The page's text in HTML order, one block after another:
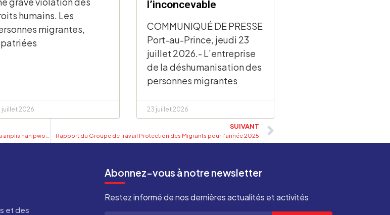
humains. Les
migrantes,
juillet 2026
l’inconcevable
COMMUNIQUÉ DE PRESSE
Port-au-Prince, jeudi 23
juillet 2026.- L’entreprise
de la déshumanisation des
personnes migrantes
23 juillet 2026
SUIVANT
Rapport du Groupe de Travail Protection des Migrants pour l’année 2025
et des
Abonnez-vous à notre newsletter
Restez informé de nos dernières actualités et activités